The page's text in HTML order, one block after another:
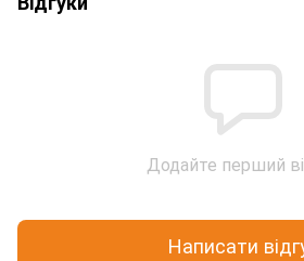
Додайте перший
Написати